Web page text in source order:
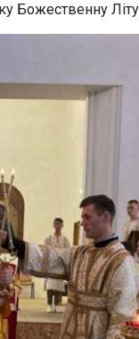
Божественну